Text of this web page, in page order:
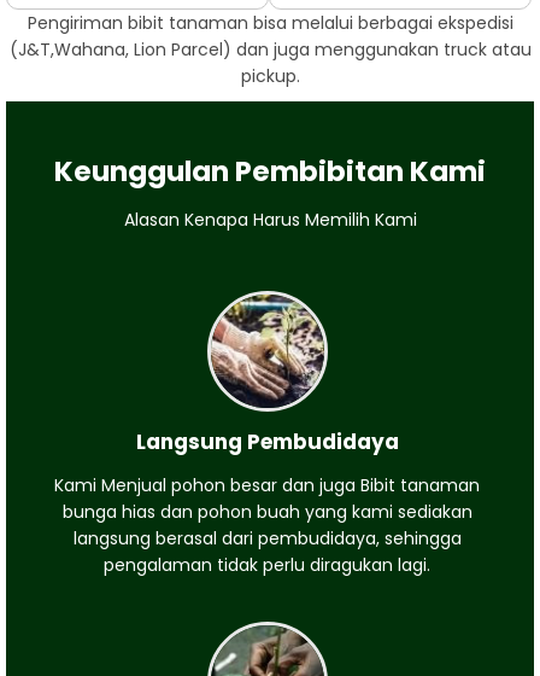
Pengiriman bibit tanaman bisa melalui berbagai ekspedisi
(J&T,Wahana, Lion Parcel) dan juga menggunakan truck atau
pickup.
Keunggulan Pembibitan Kami
Alasan Kenapa Harus Memilih Kami
Langsung Pembudidaya
Kami Menjual pohon besar dan juga Bibit tanaman
bunga hias dan pohon buah yang kami sediakan
langsung berasal dari pembudidaya, sehingga
pengalaman tidak perlu diragukan lagi.